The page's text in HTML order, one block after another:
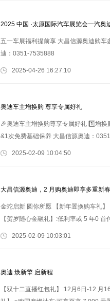
2025 中国 ·太原国际汽车展览会一汽奥
五一车展福利提前享 大昌信源奥迪购
迪：0351-7535888
2025-04-26 16:27:10
奥迪车主增换购 尊享专属好礼
🎉奥迪车主增换购尊享专属好礼 1️⃣增
&1次免费基础保养 大昌信源奥迪：
2025-02-09 10:04:50
大昌信源奥迪，2 月购奥迪即享多重新
金蛇启新 圆你所愿 【新年置换购车礼
【贺岁随心金融礼】:低利率或 5 年0
7535888
2025-02-09 10:03:01
奥迪 焕新擎 启新程
【双十二直播红包礼】:12月6日-12 月